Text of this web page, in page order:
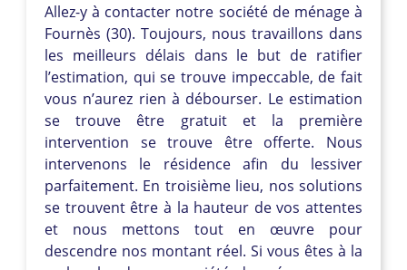
Allez-y à contacter notre société de ménage à
Fournès (30). Toujours, nous travaillons dans
les meilleurs délais dans le but de ratifier
l’estimation, qui se trouve impeccable, de fait
vous n’aurez rien à débourser. Le estimation
se trouve être gratuit et la première
intervention se trouve être offerte. Nous
intervenons le résidence afin du lessiver
parfaitement. En troisième lieu, nos solutions
se trouvent être à la hauteur de vos attentes
et nous mettons tout en œuvre pour
descendre nos montant réel. Si vous êtes à la